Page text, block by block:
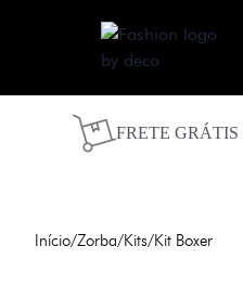
FRETE
Início/Zorba/Kits/Kit Boxer